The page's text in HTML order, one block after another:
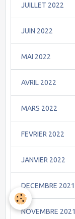
JUILLET 2022
JUIN 2022
MAI 2022
AVRIL 2022
MARS 2022
FEVRIER 2022
JANVIER 2022
DECEMBRE 2021
NOVEMBRE 2021